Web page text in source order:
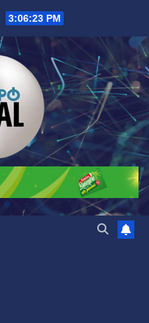
3:06:24 PM